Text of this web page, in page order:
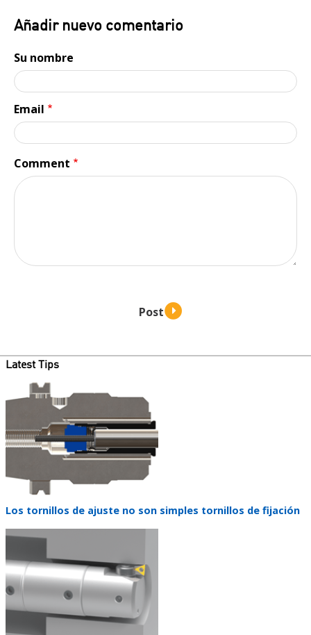
Latest Tips
Teaser
image
Teaser
Los tornillos de ajuste no son simples tornillos de fijación
Teaser
Añadir nuevo comentario
Su nombre
Email
Comment